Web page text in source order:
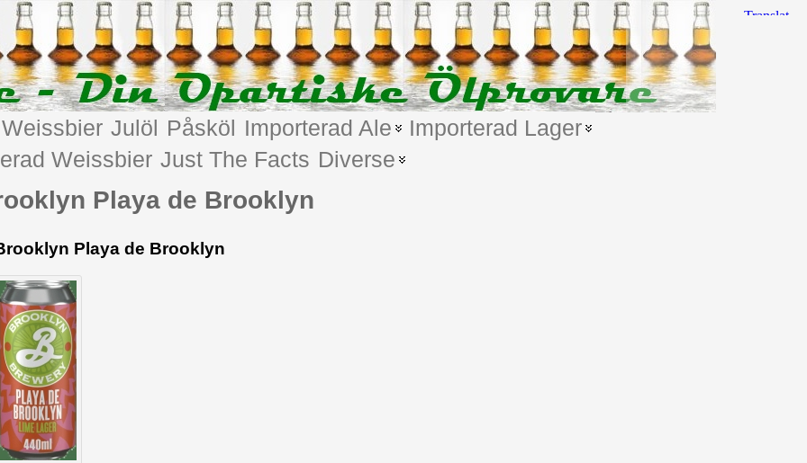
Weissbier Julöl Påsköl Importerad Ale
Importerad Lager
Weissbier Just The Facts Diverse
Playa de Brooklyn
Playa de Brooklyn